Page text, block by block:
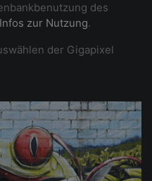
des
Infos zur Nutzung.
der Gigapixel